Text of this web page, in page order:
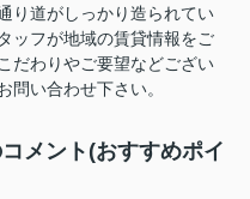
り道がしっかり造られてい
ッフが地域の賃貸情報をご
だわりやご要望などござい
問い合わせ下さい。
メント(おすすめポイ